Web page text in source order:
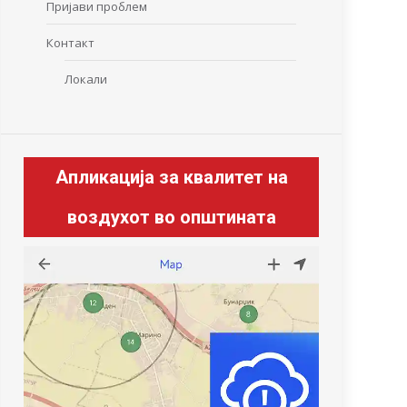
Пријави проблем
Контакт
Локали
Апликација за квалитет на
воздухот во општината